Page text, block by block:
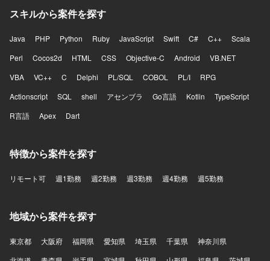
スキルから案件を探す
Java PHP Python Ruby JavaScript Swift C# C++
Scala
Perl
Cocos2d HTML CSS Objective-C Android
VB.NET
VBA
VC++ C Delphi PL/SQL COBOL PL/I
RPG
Actionscript
SQL shell アセンブラ Go言語 Kotlin
TypeScript
R言語
Apex Dart
特徴から案件を探す
リモート可 週1勤務 週2勤務 週3勤務 週4勤務 週5勤務
地域から案件を探す
東京都 大阪府 福岡県 愛知県 埼玉県 千葉県
神奈川県